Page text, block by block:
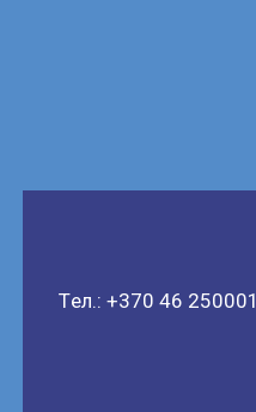
Tел.: +370 46 250001